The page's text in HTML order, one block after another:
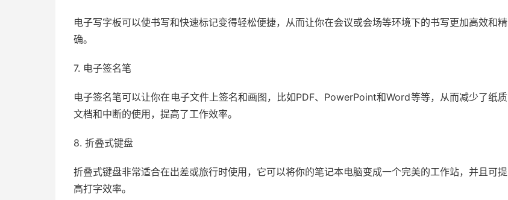
电子写字板可以使书写和快速标记变得轻松便捷，从而让你在会议或会场等环境下的书写更加高效和精
确。
7. 电子签名笔
电子签名笔可以让你在电子文件上签名和画图，比如PDF、PowerPoint和Word等等，从而减少了纸质
文档和中断的使用，提高了工作效率。
8. 折叠式键盘
折叠式键盘非常适合在出差或旅行时使用，它可以将你的笔记本电脑变成一个完美的工作站，并且可提
高打字效率。